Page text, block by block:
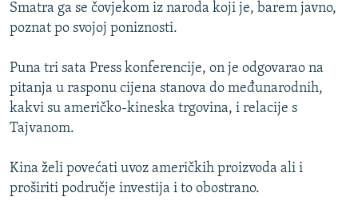
Smatra ga se čovjekom iz naroda koji je, barem javno,
poznat po svojoj poniznosti.
Puna tri sata Press konferencije, on je odgovarao na
pitanja u rasponu cijena stanova do međunarodnih,
kakvi su američko-kineska trgovina, i relacije s
Tajvanom.
Kina želi povećati uvoz američkih proizvoda ali i
proširiti područje investija i to obostrano.